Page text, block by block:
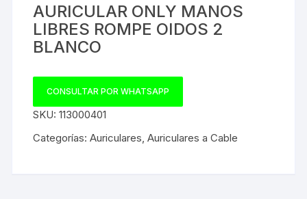
AURICULAR ONLY MANOS
LIBRES ROMPE OIDOS 2
BLANCO
CONSULTAR POR WHATSAPP
SKU:113000401
Categorías:Auriculares ,Auriculares a Cable